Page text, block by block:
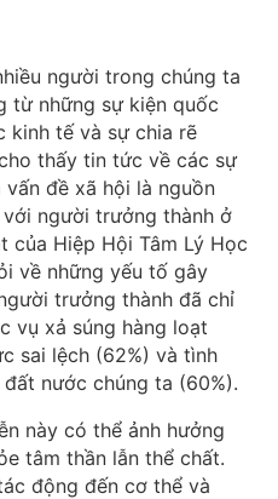
người trong chúng ta
từ những sự kiện quốc
kinh tế và sự chia rẽ
thấy tin tức về các sự
đề xã hội là nguồn
người trưởng thành ở
của Hiệp Hội Tâm Lý Học
về những yếu tố gây
trưởng thành đã chỉ
vụ xả súng hàng loạt
sai lệch (62%) và tình
nước chúng ta (60%).
này có thể ảnh hưởng
tâm thần lẫn thể chất.
động đến cơ thể và